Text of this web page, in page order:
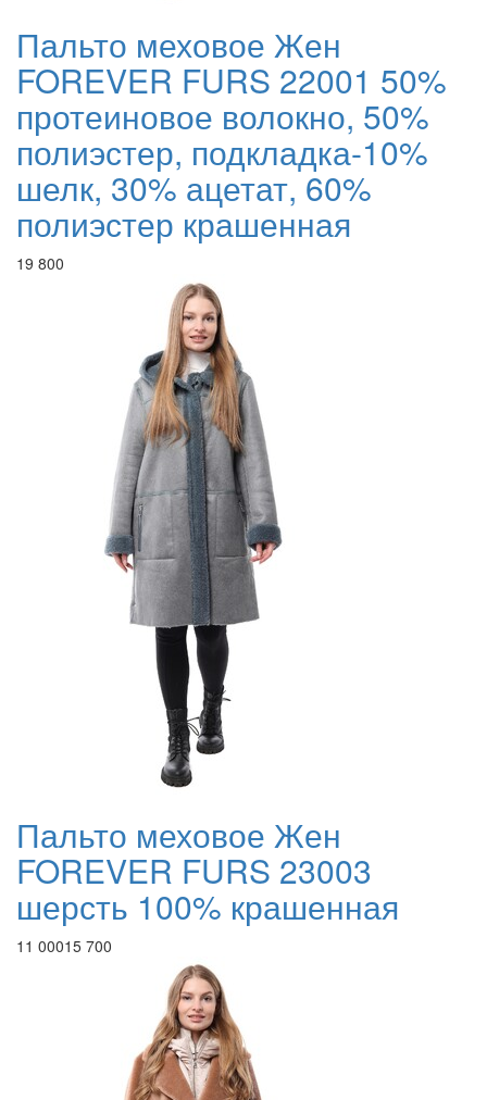
Пальто меховое Жен
FOREVER FURS 22001 50%
протеиновое волокно, 50%
полиэстер, подкладка-10%
шелк, 30% ацетат, 60%
полиэстер крашенная
19 800
Пальто меховое Жен
FOREVER FURS 23003
шерсть 100% крашенная
11 00015 700